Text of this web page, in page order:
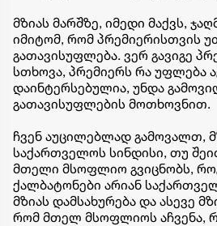
მზიას მარშზე, იმედი მაქვს,
იმიტომ, რომ პრემიერისთვის
გათავისუფლება. ვერ გავიგე
სთხოვა, პრემიერს რა უფლება
დაინტერსებულია, უნდა
გათავისუფლების მოთხოვნით.
ჩვენ აუცილებლად გამოვალთ,
საქართველოს სინდისი, თუ
მთელი მსოფლიო გვიცნობს,
ქალბატონები არიან
მზიას დამსახურება და ასევე
რომ მთელ მსოფლიოს აჩვენა,